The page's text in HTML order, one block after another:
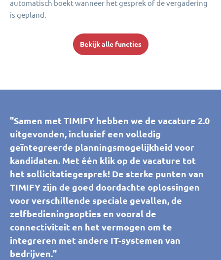
automatisch boekt wanneer het gesprek of de vergadering
is gepland.
Bekijk alle functies
"Samen met TIMIFY hebben we de vacature 2.0
uitgevonden, inclusief een volledig
geïntegreerde planningsmogelijkheid voor
kandidaten. Met één klik op de vacature tot
het sollicitatiegesprek! De sterke punten van
TIMIFY zijn de goed doordachte oplossingen
voor verschillende speciale gevallen, de
zelfbedieningsopties en vooral de
connectiviteit en het vermogen om te
integreren met andere IT-systemen van
bedrijven."